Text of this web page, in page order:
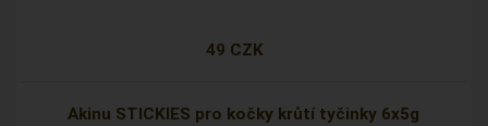
49 CZK
Akinu STICKIES pro kočky krůtí tyčinky 6x5g